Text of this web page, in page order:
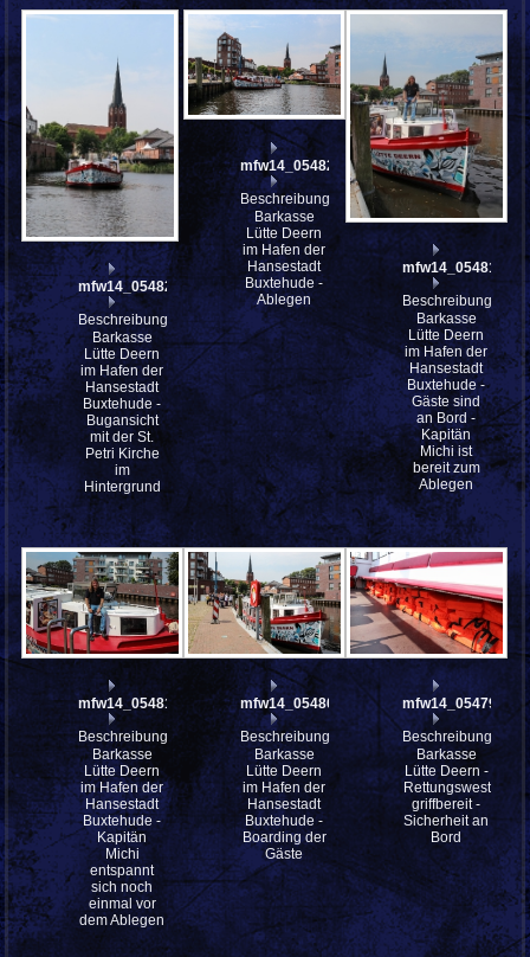
mfw14_054826
Beschreibung:
Barkasse
Lütte Deern
im Hafen der
Hansestadt
Buxtehude -
Bugansicht
mit der St.
Petri Kirche
im
Hintergrund
mfw14_054823
Beschreibung:
Barkasse
Lütte Deern
im Hafen der
Hansestadt
Buxtehude -
Ablegen
mfw14_054814
Beschreibung:
Barkasse
Lütte Deern
im Hafen der
Hansestadt
Buxtehude -
Gäste sind
an Bord -
Kapitän
Michi ist
bereit zum
Ablegen
mfw14_054812
Beschreibung:
Barkasse
Lütte Deern
im Hafen der
Hansestadt
Buxtehude -
Kapitän
Michi
entspannt
sich noch
einmal vor
dem Ablegen
mfw14_054802
Beschreibung:
Barkasse
Lütte Deern
im Hafen der
Hansestadt
Buxtehude -
Boarding der
Gäste
mfw14_054796
Beschreibung:
Barkasse
Lütte Deern -
Rettungswesten
griffbereit -
Sicherheit an
Bord